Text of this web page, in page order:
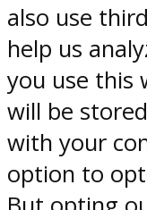
also use
help us
you use this
will be
with your
option to